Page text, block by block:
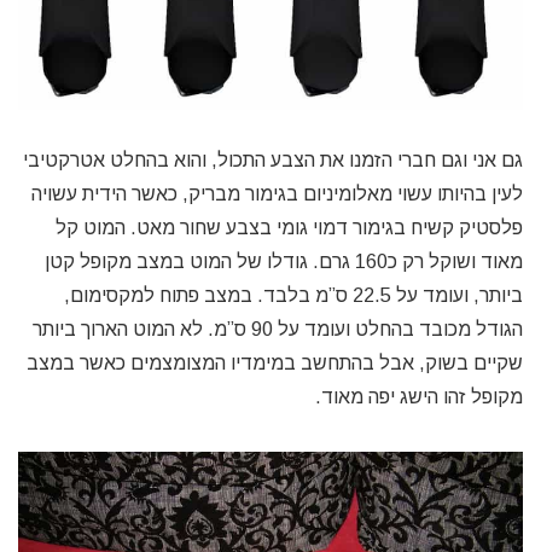
גם אני וגם חברי הזמנו את הצבע התכול, והוא בהחלט אטרקטיבי
לעין בהיותו עשוי מאלומיניום בגימור מבריק, כאשר הידית עשויה
פלסטיק קשיח בגימור דמוי גומי בצבע שחור מאט. המוט קל
מאוד ושוקל רק כ160 גרם. גודלו של המוט במצב מקופל קטן
ביותר, ועומד על 22.5 ס”מ בלבד. במצב פתוח למקסימום,
הגודל מכובד בהחלט ועומד על 90 ס”מ. לא המוט הארוך ביותר
שקיים בשוק, אבל בהתחשב במימדיו המצומצמים כאשר במצב
מקופל זהו הישג יפה מאוד.